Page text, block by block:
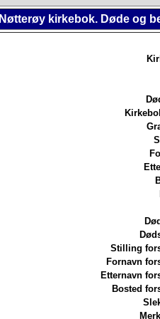
Nøtterøy kirkebok. Døde og
Stilling
Fornavn
Etternavn
Bosted